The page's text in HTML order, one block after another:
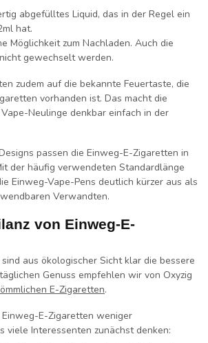
abgefülltes Liquid, das in der Regel ein
hat.
Möglichkeit zum Nachladen. Auch die
gewechselt werden.
zudem auf die bekannte Feuertaste, die
vorhanden ist. Das macht die
Neulinge denkbar einfach in der
passen die Einweg-E-Zigaretten in
der häufig verwendeten Standardlänge
Einweg-Vape-Pens deutlich kürzer aus als
Verwandten.
von Einweg-E-
aus ökologischer Sicht klar die bessere
Genuss empfehlen wir von Oxyzig
E-Zigaretten.
E-Zigaretten weniger
viele Interessenten zunächst denken: